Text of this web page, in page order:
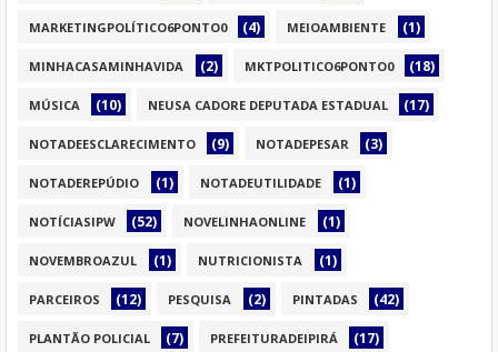
MARKETINGPOLÍTICO6PONTO0 (4) MEIOAMBIENTE (1)
MINHACASAMINHAVIDA (2) MKTPOLITICO6PONTO0 (18)
MÚSICA (10) NEUSA CADORE DEPUTADA ESTADUAL (17)
NOTADEESCLARECIMENTO (9) NOTADEPESAR (3)
NOTADEREPÚDIO (1) NOTADEUTILIDADE (1)
NOTÍCIASIPW (52) NOVELINHAONLINE (1)
NOVEMBROAZUL (1) NUTRICIONISTA (1)
PARCEIROS (12) PESQUISA (2) PINTADAS (42)
PLANTÃO POLICIAL (7) PREFEITURADEIPIRÁ (17)